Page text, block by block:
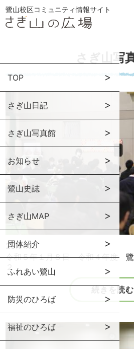
鷺山校区コミュニティ情報サイト
TOP
さぎ山日記
さぎ山写真館
お知らせ
鷺山史誌
さぎ山MAP
団体紹介
ふれあい鷺山
防災のひろば
福祉のひろば
さぎ山写
23.01.08
令和５年１月８日 令和４年度 鷺
２
続きを読む